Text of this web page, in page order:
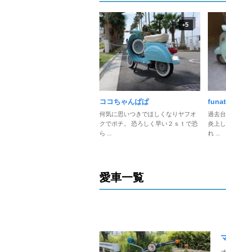
+5
ココちゃんぱぱ
何気に思いつきでほしくなりヤフオ
クでポチ。 恐ろしく早い２ｓｔで恐
ら ...
過去
炎上
れ ...
愛車一覧